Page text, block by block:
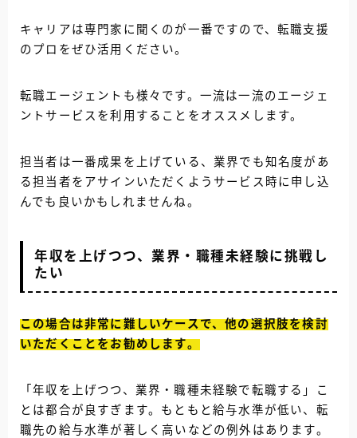
キャリアは専門家に聞くのが一番ですので、転職支援
のプロをぜひ活用ください。
転職エージェントも様々です。一流は一流のエージェ
ントサービスを利用することをオススメします。
担当者は一番成果を上げている、業界でも知名度があ
る担当者をアサインいただくようサービス時に申し込
んでも良いかもしれませんね。
年収を上げつつ、業界・職種未経験に挑戦し
たい
この場合は非常に難しいケースで、他の選択肢を検討
いただくことをお勧めします。
「年収を上げつつ、業界・職種未経験で転職する」こ
とは都合が良すぎます。もともと給与水準が低い、転
職先の給与水準が著しく高いなどの例外はあります。